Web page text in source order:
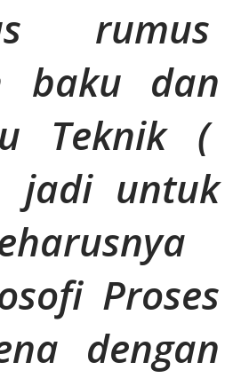
rumus
baku dan
Teknik (
jadi untuk
Proses
dengan